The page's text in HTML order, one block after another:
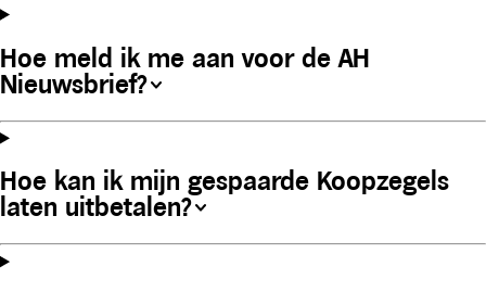
Hoe meld ik me aan voor de AH
Nieuwsbrief?
Hoe kan ik mijn gespaarde Koopzegels
laten uitbetalen?